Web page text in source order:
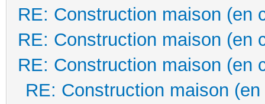
RE: Construction maison (en
RE: Construction maison (en
RE: Construction maison (en
RE: Construction maison